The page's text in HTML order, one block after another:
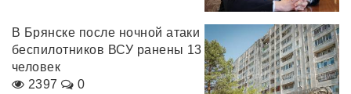
В Брянске после ночной атаки
беспилотников ВСУ ранены 13
человек
2397
0